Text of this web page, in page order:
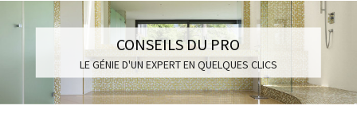
CONSEILS DU PRO
LE GÉNIE D'UN EXPERT EN QUELQUES CLICS